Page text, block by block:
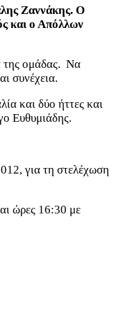
Ζαννάκης. Ο
και ο Απόλλων
της ομάδας. Να
συνέχεια.
και δύο ήττες και
Ευθυμιάδης.
για τη στελέχωση
ώρες 16:30 με